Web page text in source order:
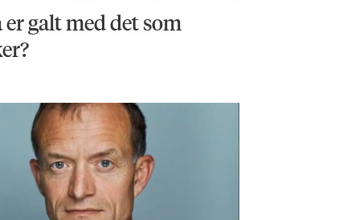
er galt med det som